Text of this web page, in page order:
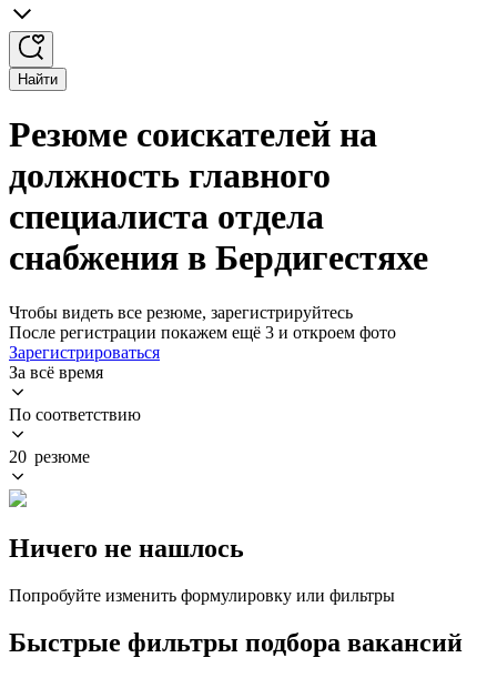
Найти
Резюме соискателей на
должность главного
специалиста отдела
снабжения в Бердигестяхе
Чтобы видеть все резюме, зарегистрируйтесь
После регистрации покажем ещё 3 и откроем фото
Зарегистрироваться
За всё время
По соответствию
20 резюме
Ничего не нашлось
Попробуйте изменить формулировку или фильтры
Быстрые фильтры подбора вакансий